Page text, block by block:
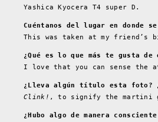
Yashica Kyocera T4 super D.
Cuéntanos del lugar en donde
This was taken at my friend’s
¿Qué es lo que más te gusta
I love that you can sense the
¿Lleva algún título esta foto?
Clink! , to signify the martini
¿Hubo algo de manera